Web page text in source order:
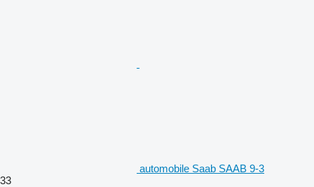
automobile Saab SAAB 9-3
33